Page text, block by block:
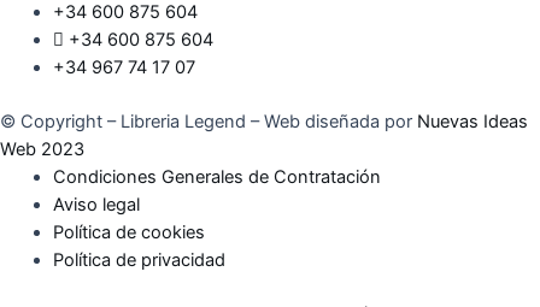
+34 600 875 604
+34 600 875 604
+34 967 74 17 07
© Copyright – Libreria Legend – Web diseñada por Nuevas Ideas
Web 2023
Condiciones Generales de Contratación
Aviso legal
Política de cookies
Política de privacidad